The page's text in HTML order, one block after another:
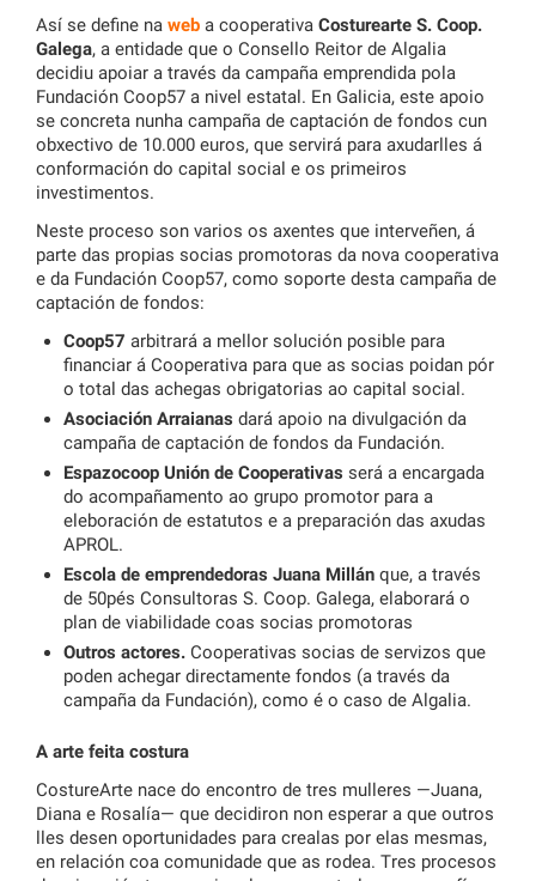
Así se define na web a cooperativa Costurearte S. Coop.
Galega, a entidade que o Consello Reitor de Algalia
decidiu apoiar a través da campaña emprendida pola
Fundación Coop57 a nivel estatal. En Galicia, este apoio
se concreta nunha campaña de captación de fondos cun
obxectivo de 10.000 euros, que servirá para axudarlles á
conformación do capital social e os primeiros
investimentos.
Neste proceso son varios os axentes que interveñen, á
parte das propias socias promotoras da nova cooperativa
e da Fundación Coop57, como soporte desta campaña de
captación de fondos:
Coop57 arbitrará a mellor solución posible para
financiar á Cooperativa para que as socias poidan pór
o total das achegas obrigatorias ao capital social.
Asociación Arraianas dará apoio na divulgación da
campaña de captación de fondos da Fundación.
Espazocoop Unión de Cooperativas será a encargada
do acompañamento ao grupo promotor para a
eleboración de estatutos e a preparación das axudas
APROL.
Escola de emprendedoras Juana Millánque, a través
de 50pés Consultoras S. Coop. Galega, elaborará o
plan de viabilidade coas socias promotoras
Outros actores.Cooperativas socias de servizos que
poden achegar directamente fondos (a través da
campaña da Fundación), como é o caso de Algalia.
A arte feita costura
CostureArte nace do encontro de tres mulleres —Juana,
Diana e Rosalía— que decidiron non esperar a que outros
lles desen oportunidades para crealas por elas mesmas,
en relación coa comunidade que as rodea. Tres procesos